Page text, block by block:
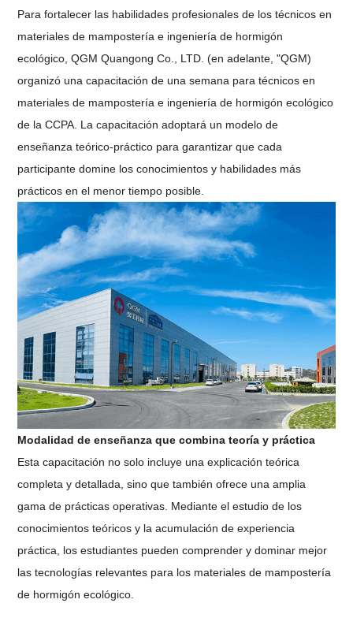
Para fortalecer las habilidades profesionales de los técnicos en
materiales de mampostería e ingeniería de hormigón
ecológico, QGM Quangong Co., LTD. (en adelante, "QGM)
organizó una capacitación de una semana para técnicos en
materiales de mampostería e ingeniería de hormigón ecológico
de la CCPA. La capacitación adoptará un modelo de
enseñanza teórico-práctico para garantizar que cada
participante domine los conocimientos y habilidades más
prácticos en el menor tiempo posible.
Modalidad de enseñanza que combina teoría y práctica
Esta capacitación no solo incluye una explicación teórica
completa y detallada, sino que también ofrece una amplia
gama de prácticas operativas. Mediante el estudio de los
conocimientos teóricos y la acumulación de experiencia
práctica, los estudiantes pueden comprender y dominar mejor
las tecnologías relevantes para los materiales de mampostería
de hormigón ecológico.